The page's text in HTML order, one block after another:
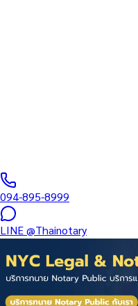
094-895-8999
LINE@Thainotary